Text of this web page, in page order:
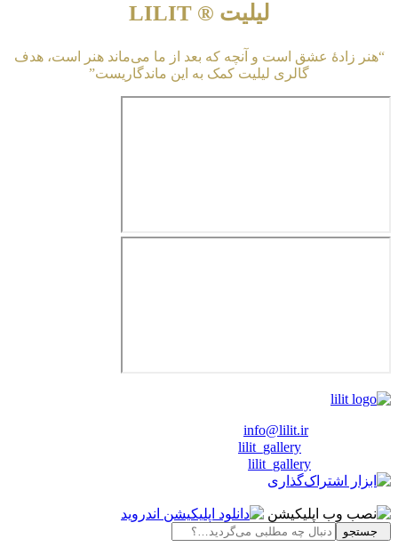
لیلیت ® LILIT
“هنر زادهٔ عشق است و آنچه که بعد از ما می‌ماند هنر است، هدف
گالری لیلیت کمک به این ماندگاریست”
info@lilit.ir
lilit_gallery
lilit_gallery
جستجو